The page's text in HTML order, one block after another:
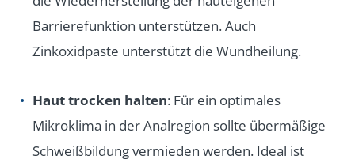
Barrierefunktion unterstützen. Auch
Zinkoxidpaste unterstützt die Wundheilung.
Haut trocken halten: Für ein optimales
Mikroklima in der Analregion sollte übermäßige
Schweißbildung vermieden werden. Ideal ist